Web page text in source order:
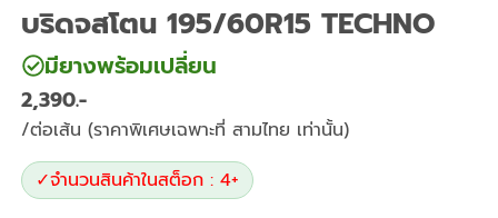
บริดจสโตน 195/60R15 TECHNO
มียางพร้อมเปลี่ยน
2,390
/ต่อเส้น (ราคาพิเศษเฉพาะที่ สามไทย เท่านั้น)
✓จำนวนสินค้าในสต็อก : 4+